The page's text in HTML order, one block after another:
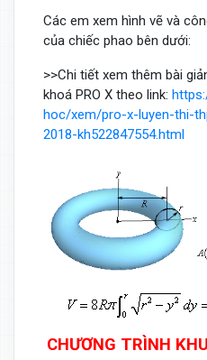
Các em xem hình vẽ và
của chiếc phao bên dưới:
>>Chi tiết xem thêm bài
khoá PRO X theo link:
hoc/xem/pro-x-luyen-thi-
2018-kh522847554.html
CHƯƠNG TRÌNH